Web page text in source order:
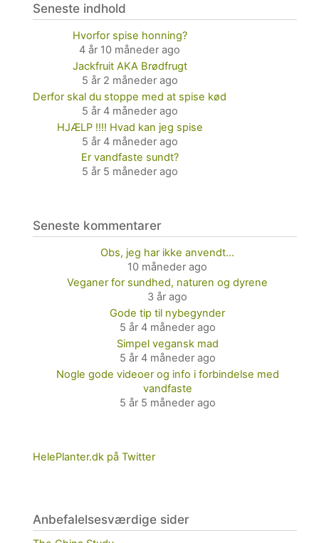
Seneste indhold
Hvorfor spise honning?
4 år 10 måneder ago
Jackfruit AKA Brødfrugt
5 år 2 måneder ago
Derfor skal du stoppe med at spise kød
5 år 4 måneder ago
HJÆLP !!!! Hvad kan jeg spise
5 år 4 måneder ago
Er vandfaste sundt?
5 år 5 måneder ago
Seneste kommentarer
Obs, jeg har ikke anvendt…
10 måneder ago
Veganer for sundhed, naturen og dyrene
3 år ago
Gode tip til nybegynder
5 år 4 måneder ago
Simpel vegansk mad
5 år 4 måneder ago
Nogle gode videoer og info i forbindelse med
vandfaste
5 år 5 måneder ago
HelePlanter.dk på Twitter
Anbefalelsesværdige sider